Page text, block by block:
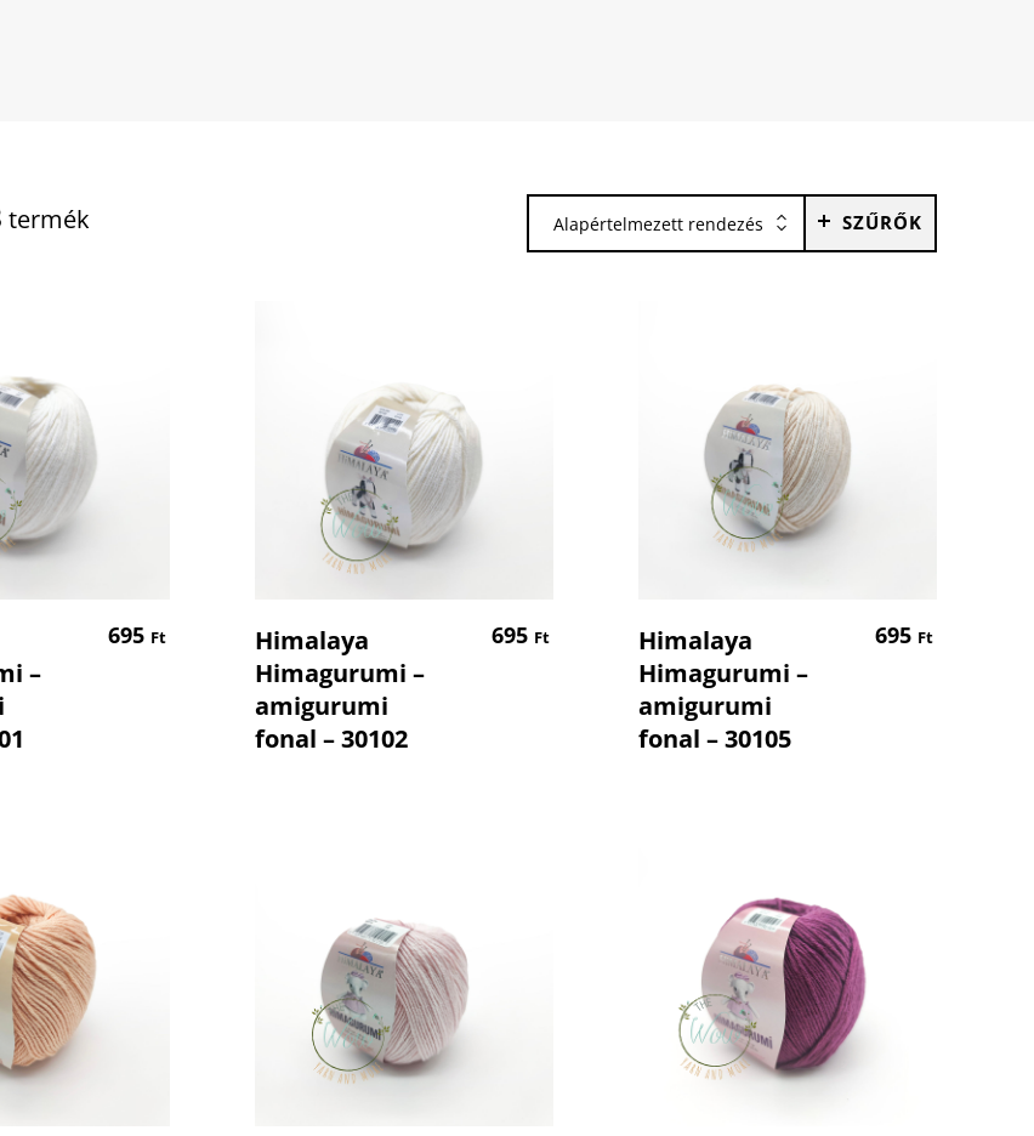
termék Alapértelmezett rendezés SZŰRŐK
Teszem
–
695 Ft Kosárba Teszem
Himalaya
Himagurumi –
amigurumi
fonal – 30102
695 Ft Kosárba Teszem
Himalaya
Himagurumi –
amigurumi
fonal – 30105
695 Ft